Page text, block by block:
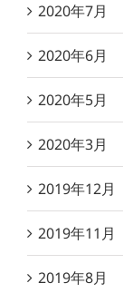
2020年7月
2020年6月
2020年5月
2020年3月
2019年12月
2019年11月
2019年8月